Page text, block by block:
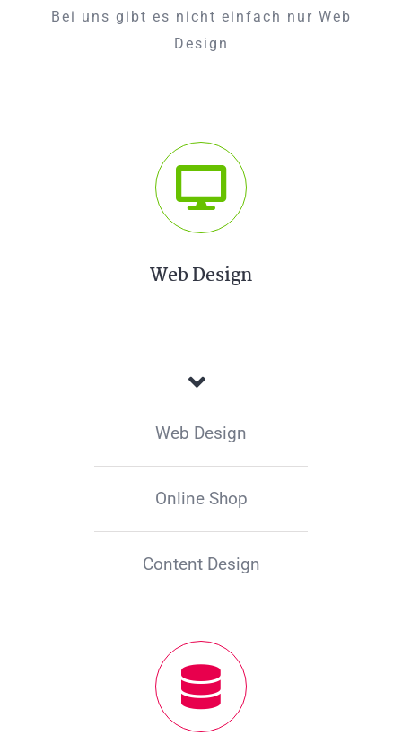
Bei uns gibt es nicht einfach nur Web
Design
Web Design
Web Design
Online Shop
Content Design